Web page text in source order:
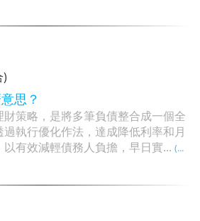
)
思？
策略，是將多筆負債整合成一個全
執行優化作法，達成降低利率和月
有效減輕債務人負擔，早日實... (...